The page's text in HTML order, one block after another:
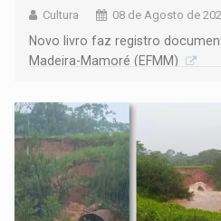
Cultura 08 de Agosto de
Novo livro faz registro
Madeira-Mamoré (EFMM)